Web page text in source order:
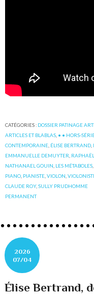
CATÉGORIES : DOSSIER PATINAGE
ARTICLES ET BLABLAS, • • HORS-
CONTEMPORAINE, ÉLISE BERTRAND,
EMMANUELLE DEMUYTER,
NATHANAEL GOUIN, LES MÉTABOLES,
PIANO, PIANISTE,VIOLON,
CLAUDE ROY,SULLY PRUDHOMME
PERMANENT
2026
07/04
Élise Bertrand,